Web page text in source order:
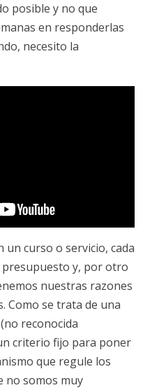
posible y no que
en responderlas
necesito la
curso o servicio, cada
y, por otro
nuestras razones
Como se trata de una
reconocida
criterio fijo para poner
que regule los
no somos muy